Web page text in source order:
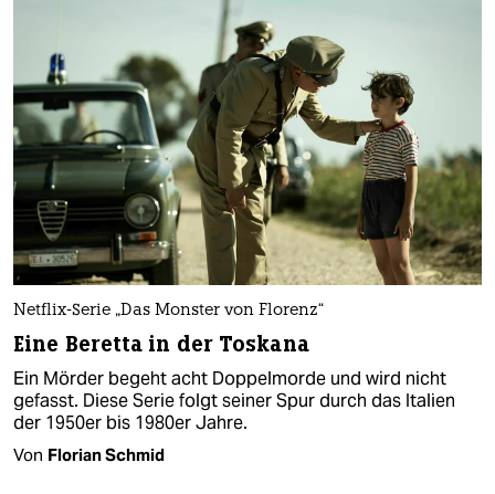
Netflix-Serie „Das Monster von Florenz“
Eine Beretta in der Toskana
Ein Mörder begeht acht Doppelmorde und wird nicht
gefasst. Diese Serie folgt seiner Spur durch das Italien
der 1950er bis 1980er Jahre.
Von Florian Schmid